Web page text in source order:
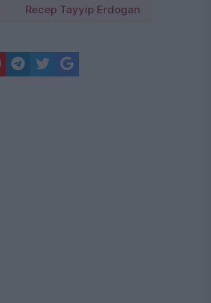
Recep Tayyip Erdogan